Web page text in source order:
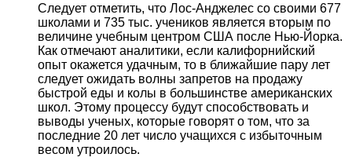
Следует отметить, что Лос-Анджелес со своими 677
школами и 735 тыс. учеников является вторым по
величине учебным центром США после Нью-Йорка.
Как отмечают аналитики, если калифорнийский
опыт окажется удачным, то в ближайшие пару лет
следует ожидать волны запретов на продажу
быстрой еды и колы в большинстве американских
школ. Этому процессу будут способствовать и
выводы ученых, которые говорят о том, что за
последние 20 лет число учащихся с избыточным
весом утроилось.